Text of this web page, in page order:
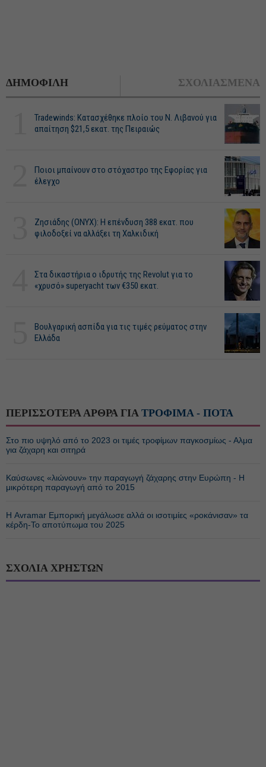
ΔΗΜΟΦΙΛΗ ΣΧΟΛΙΑΣΜΕΝΑ
Tradewinds: Κατασχέθηκε πλοίο του Ν. Λιβανού για
απαίτηση $21,5 εκατ. της Πειραιώς
Ποιοι μπαίνουν στο στόχαστρο της Εφορίας για
έλεγχο
Ζησιάδης (ONYX): Η επένδυση 388 εκατ. που
φιλοδοξεί να αλλάξει τη Χαλκιδική
Στα δικαστήρια ο ιδρυτής της Revolut για το
«χρυσό» superyacht των €350 εκατ.
Βουλγαρική ασπίδα για τις τιμές ρεύματος στην
Ελλάδα
ΠΕΡΙΣΣΟΤΕΡΑ ΑΡΘΡΑ ΓΙΑ ΤΡΟΦΙΜΑ - ΠΟΤΑ
Στο πιο υψηλό από το 2023 οι τιμές τροφίμων παγκοσμίως - Αλμα
για ζάχαρη και σιτηρά
Καύσωνες «λιώνουν» την παραγωγή ζάχαρης στην Ευρώπη - Η
μικρότερη παραγωγή από το 2015
Η Avramar Εμπορική μεγάλωσε αλλά οι ισοτιμίες «ροκάνισαν» τα
κέρδη-Το αποτύπωμα του 2025
ΣΧΟΛΙΑ ΧΡΗΣΤΩΝ